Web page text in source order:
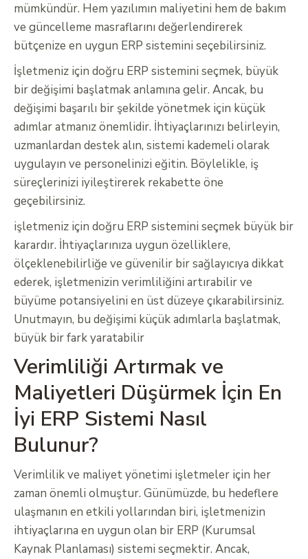
mümkündür. Hem yazılımın maliyetini hem de bakım
ve güncelleme masraflarını değerlendirerek
bütçenize en uygun ERP sistemini seçebilirsiniz.
İşletmeniz için doğru ERP sistemini seçmek, büyük
bir değişimi başlatmak anlamına gelir. Ancak, bu
değişimi başarılı bir şekilde yönetmek için küçük
adımlar atmanız önemlidir. İhtiyaçlarınızı belirleyin,
uzmanlardan destek alın, sistemi kademeli olarak
uygulayın ve personelinizi eğitin. Böylelikle, iş
süreçlerinizi iyileştirerek rekabette öne
geçebilirsiniz.
işletmeniz için doğru ERP sistemini seçmek büyük bir
karardır. İhtiyaçlarınıza uygun özelliklere,
ölçeklenebilirliğe ve güvenilir bir sağlayıcıya dikkat
ederek, işletmenizin verimliliğini artırabilir ve
büyüme potansiyelini en üst düzeye çıkarabilirsiniz.
Unutmayın, bu değişimi küçük adımlarla başlatmak,
büyük bir fark yaratabilir
Verimliliği Artırmak ve
Maliyetleri Düşürmek İçin En
İyi ERP Sistemi Nasıl
Bulunur?
Verimlilik ve maliyet yönetimi işletmeler için her
zaman önemli olmuştur. Günümüzde, bu hedeflere
ulaşmanın en etkili yollarından biri, işletmenizin
ihtiyaçlarına en uygun olan bir ERP (Kurumsal
Kaynak Planlaması) sistemi seçmektir. Ancak,